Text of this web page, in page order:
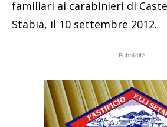
familiari ai carabinieri di
Stabia, il 10 settembre 2012.
Pubblicità